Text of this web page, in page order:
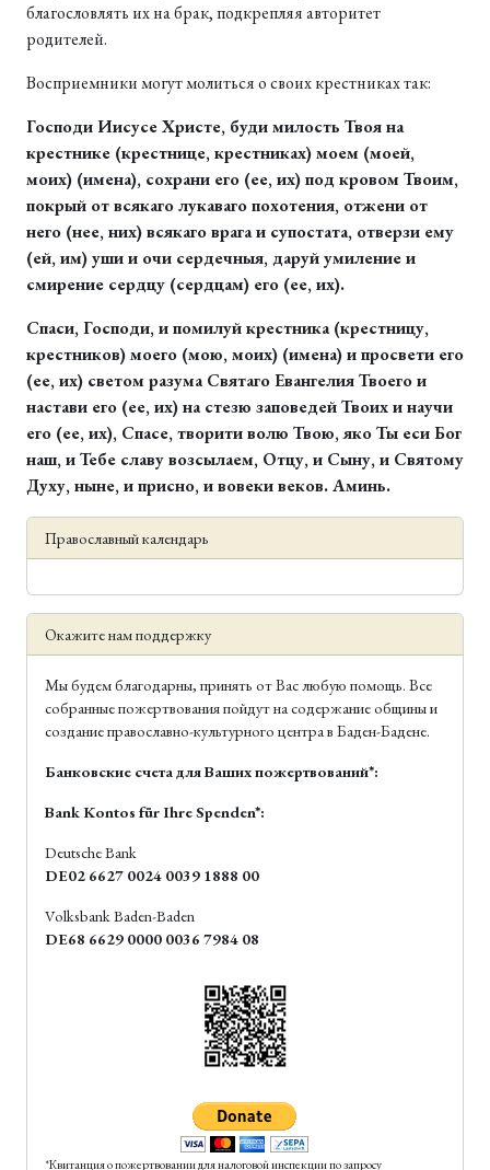
благословлять их на брак, подкрепляя авторитет
родителей.
Восприемники могут молиться о своих крестниках так:
Господи Иисусе Христе, буди милость Твоя на
крестнике (крестнице, крестниках) моем (моей,
моих) (имена), сохрани его (ее, их) под кровом Твоим,
покрый от всякаго лукаваго похотения, отжени от
него (нее, них) всякаго врага и супостата, отверзи ему
(ей, им) уши и очи сердечныя, даруй умиление и
смирение сердцу (сердцам) его (ее, их).
Спаси, Господи, и помилуй крестника (крестницу,
крестников) моего (мою, моих) (имена) и просвети его
(ее, их) светом разума Святаго Евангелия Твоего и
настави его (ее, их) на стезю заповедей Твоих и научи
его (ее, их), Спасе, творити волю Твою, яко Ты еси Бог
наш, и Тебе славу возсылаем, Отцу, и Сыну, и Святому
Духу, ныне, и присно, и вовеки веков. Аминь.
Православный календарь
Окажите нам поддержку
Мы будем благодарны, принять от Вас любую помощь. Все
собранные пожертвования пойдут на содержание общины и
создание православно-культурного центра в Баден-Бадене.
Банковские счета для Ваших пожертвований*:
Bank Kontos für Ihre Spenden*:
Deutsche Bank
DE02 6627 0024 0039 1888 00
Volksbank Baden-Baden
DE68 6629 0000 0036 7984 08
*Квитанция о пожертвовании для налоговой инспекции по запросу